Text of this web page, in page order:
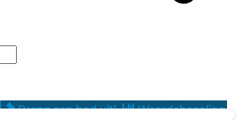
Breng een bod uit!
Waardebepaling